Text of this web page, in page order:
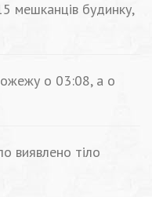
мешканців будинку,
о 03:08, а о
виявлено тіло